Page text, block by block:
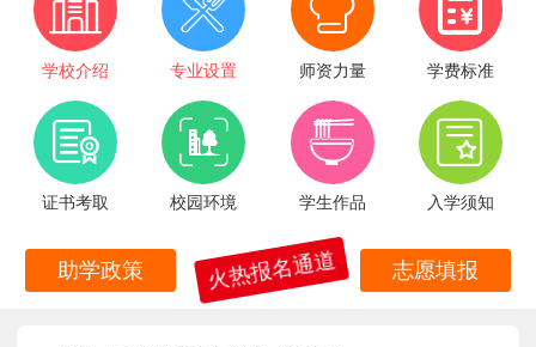
学校介绍 专业设置 师资力量 学费标准
证书考取 校园环境 学生作品 入学须知
助学政策 火热报名通道 志愿填报